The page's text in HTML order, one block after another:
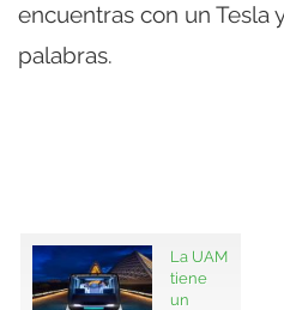
encuentras con un Tesla
palabras.
La UAM
tiene
un